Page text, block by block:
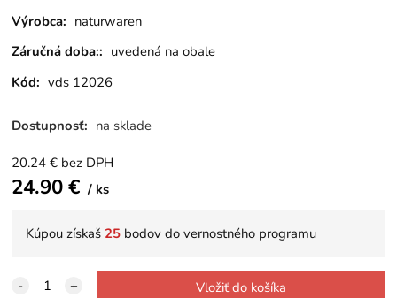
Výrobca: naturwaren
Záručná doba:: uvedená na obale
Kód: vds 12026
Dostupnosť: na sklade
20.24 € bez DPH
24.90€ ks
Kúpou získaš 25 bodov do vernostného programu